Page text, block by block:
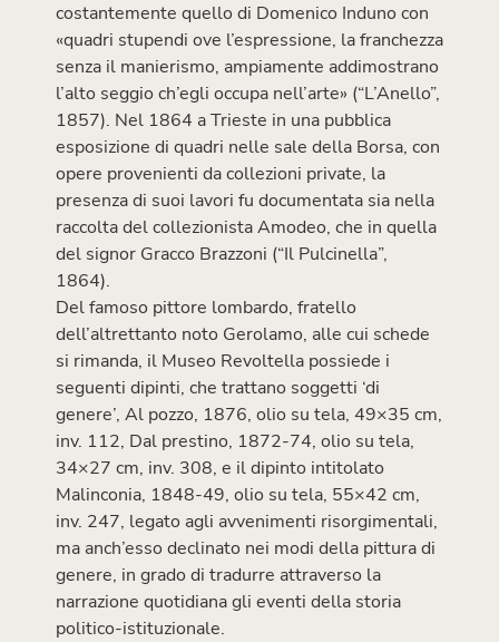
costantemente quello di Domenico Induno con
«quadri stupendi ove l’espressione, la franchezza
senza il manierismo, ampiamente addimostrano
l’alto seggio ch’egli occupa nell’arte» (“L’Anello”,
1857). Nel 1864 a Trieste in una pubblica
esposizione di quadri nelle sale della Borsa, con
opere provenienti da collezioni private, la
presenza di suoi lavori fu documentata sia nella
raccolta del collezionista Amodeo, che in quella
del signor Gracco Brazzoni (“Il Pulcinella”,
1864).
Del famoso pittore lombardo, fratello
dell’altrettanto noto Gerolamo, alle cui schede
si rimanda, il Museo Revoltella possiede i
seguenti dipinti, che trattano soggetti ‘di
genere’, Al pozzo, 1876, olio su tela, 49×35 cm,
inv. 112, Dal prestino, 1872-74, olio su tela,
34×27 cm, inv. 308, e il dipinto intitolato
Malinconia, 1848-49, olio su tela, 55×42 cm,
inv. 247, legato agli avvenimenti risorgimentali,
ma anch’esso declinato nei modi della pittura di
genere, in grado di tradurre attraverso la
narrazione quotidiana gli eventi della storia
politico-istituzionale.